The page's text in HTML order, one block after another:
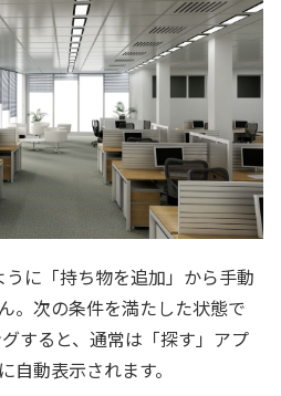
に「持ち物を追加」から手動
。次の条件を満たした状態で
すると、通常は「探す」アプ
自動表示されます。